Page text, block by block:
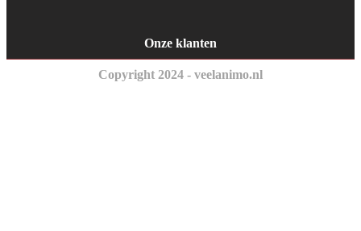
Onze klanten
Copyright 2024 - veelanimo.nl